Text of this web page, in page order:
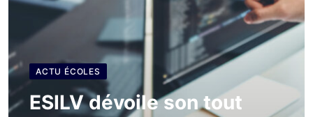
ACTU ÉCOLES
ESILV dévoile son tout